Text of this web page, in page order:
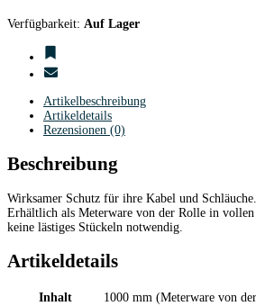
Verfügbarkeit: Auf Lager
Artikelbeschreibung
Artikeldetails
Rezensionen (0)
Beschreibung
Wirksamer Schutz für ihre Kabel und Schläuche.
Erhältlich als Meterware von der Rolle in
keine lästiges Stückeln notwendig.
Artikeldetails
Inhalt
1000 mm (Meterware von